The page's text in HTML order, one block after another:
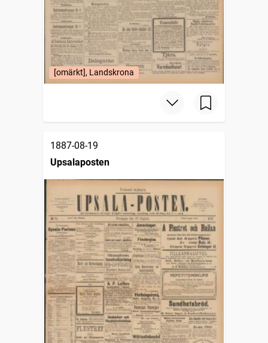
[omärkt], Landskrona
1887-08-19
Upsalaposten